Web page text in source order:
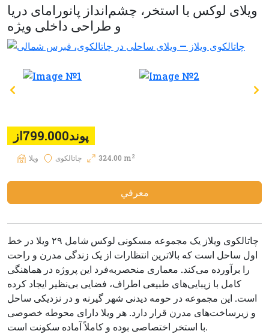
ویلای لوکس با استخر، چشم‌انداز پانورامای دریا
و طراحی داخلی ویژه
پوند799.000از
ويلا چاتالکوی 324.00 m2
معرفي
چاتالکوی ویلاز یک مجموعه مسکونی لوکس شامل ۲۹ ویلا در خط
اول ساحل است که بالاترین انتظارات از یک زندگی مدرن و راحت
را برآورده می‌کند. معماری منحصربه‌فرد این پروژه در هماهنگی
کامل با زیبایی‌های طبیعی اطراف، فضایی بی‌نظیر ایجاد کرده
است. این مجموعه در حومه دیدنی شهر گیرنه و در نزدیکی ساحل
و زیرساخت‌های مدرن قرار دارد. هر ویلا دارای محوطه خصوصی
با استخر اختصاصی بوده و کاملاً آماده سکونت است.